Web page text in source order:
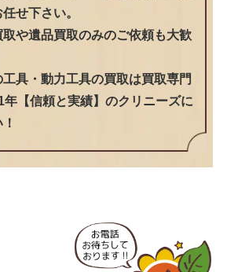
せ下さい。
取や遺品買取のみのご依頼も大歓
具・動力工具の買取は買取専門
年【信頼と実績】のクリニーズに